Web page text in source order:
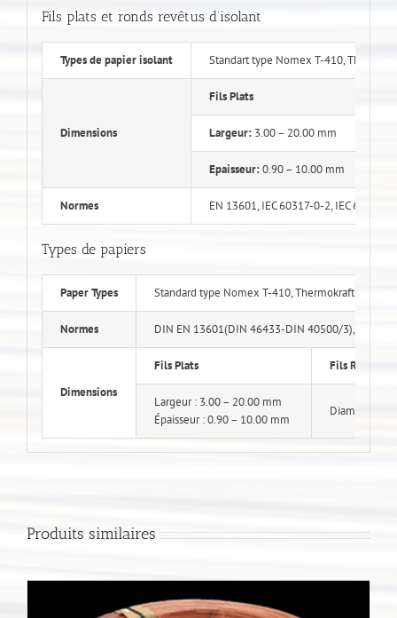
Fils plats et ronds revêtus d’isolant
Types de papier isolant Standart type Nomex T-410,
Dimensions
Fils Plats
Largeur:3.00 – 20.00 mm
Epaisseur:0.90 – 10.00 mm
Normes EN 13601, IEC 60317-0-2, IEC 60317-
Types de papiers
Paper Types Standard type Nomex T-410, Thermokraft IEC
Normes DIN EN 13601(DIN 46433-DIN 40500/3), DIN
Dimensions
Fils Plats Fils Ronds
Largeur : 3.00 – 20.00 mm
Épaisseur : 0.90 – 10.00 mm
Diamètres :
Produits similaires